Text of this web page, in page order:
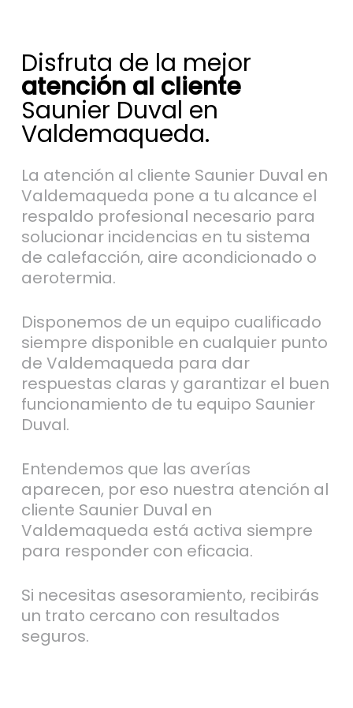
Disfruta de la mejor
atención al cliente
Saunier Duval en
Valdemaqueda.
La atención al cliente Saunier Duval en
Valdemaqueda pone a tu alcance el
respaldo profesional necesario para
solucionar incidencias en tu sistema
de calefacción, aire acondicionado o
aerotermia.
Disponemos de un equipo cualificado
siempre disponible en cualquier punto
de Valdemaqueda para dar
respuestas claras y garantizar el buen
funcionamiento de tu equipo Saunier
Duval.
Entendemos que las averías
aparecen, por eso nuestra atención al
cliente Saunier Duval en
Valdemaqueda está activa siempre
para responder con eficacia.
Si necesitas asesoramiento, recibirás
un trato cercano con resultados
seguros.